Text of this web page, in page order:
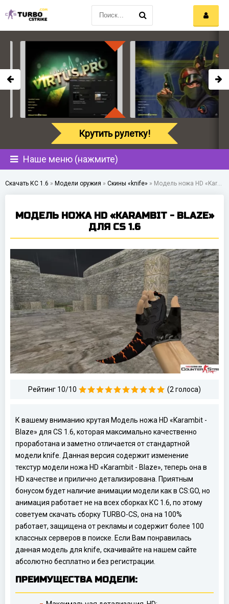
Наше меню (нажмите)
Скачать КС 1.6 » Модели оружия » Скины «knife» » Модель ножа HD «Karambit - Blaze» для CS 1.6
МОДЕЛЬ НОЖА HD «KARAMBIT - BLAZE»
ДЛЯ CS 1.6
Рейтинг 10/10 (2 голоса)
К вашему вниманию крутая Модель ножа HD «Karambit -
Blaze» для CS 1.6, которая максимально качественно
проработана и заметно отличается от стандартной
модели knife. Данная версия содержит изменение
текстур модели ножа HD «Karambit - Blaze», теперь она в
HD качестве и прилично детализирована. Приятным
бонусом будет наличие анимации модели как в CS:GO, но
анимация работает не на всех сборках КС 1.6, по этому
советуем скачать сборку TURBO-CS, она на 100%
работает, защищена от рекламы и содержит более 100
классных серверов в поиске. Если Вам понравилась
данная модель для knife, скачивайте на нашем сайте
абсолютно бесплатно и без регистрации.
ПРЕИМУЩЕСТВА МОДЕЛИ:
Крутить рулетку!